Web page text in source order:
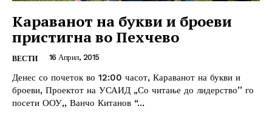
Караванот на букви и броеви
пристигна во Пехчево
ВЕСТИ 16 Април, 2015
Денес со почеток во 12:00 часот, Караванот на букви и
броеви, Проектот на УСАИД „Со читање до лидерство’’ го
посети ООУ,, Ванчо Китанов “...